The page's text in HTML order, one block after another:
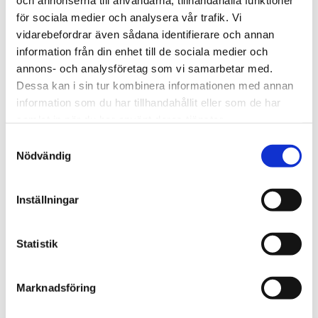
för sociala medier och analysera vår trafik. Vi
vidarebefordrar även sådana identifierare och annan
information från din enhet till de sociala medier och
annons- och analysföretag som vi samarbetar med.
Dessa kan i sin tur kombinera informationen med annan
information som du har tillhandahållit eller som de har
Nödvändig
Inställningar
Statistik
Marknadsföring
Step&Go Kattsele i Mesh
Andningsbar kattsele i nylon
och mesh med reflexdetaljer
och justerbar passform via
kardborre och klickspänne
Från kr